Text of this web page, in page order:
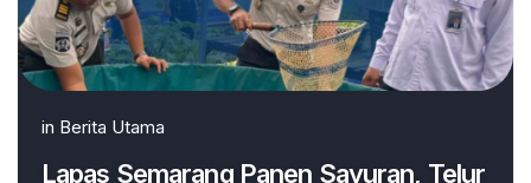
in Berita Utama
Lapas Semarang Panen Sayuran, Telur